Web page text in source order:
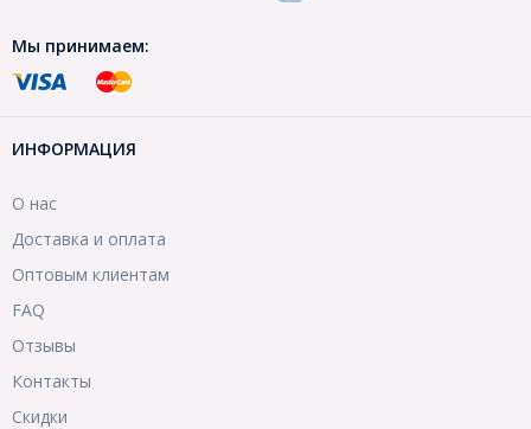
Мы принимаем:
ИНФОРМАЦИЯ
О нас
Доставка и оплата
Оптовым клиентам
FAQ
Отзывы
Контакты
Скидки